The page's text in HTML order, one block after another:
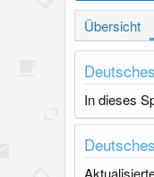
Übersicht
In dieses